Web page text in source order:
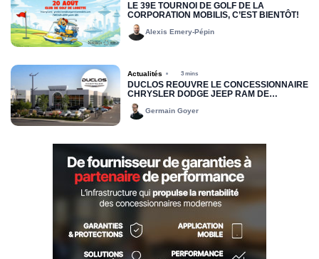
LE 39E TOURNOI DE GOLF DE LA
CORPORATION MOBILIS, C’EST BIENTÔT!
Alexis Emery-Pépin
Actualités 3 mins
DUCLOS RÉOUVRE LE CONCESSIONNAIRE
CHRYSLER DODGE JEEP RAM DE
DRUMMONDVILLE
Germain Goyer